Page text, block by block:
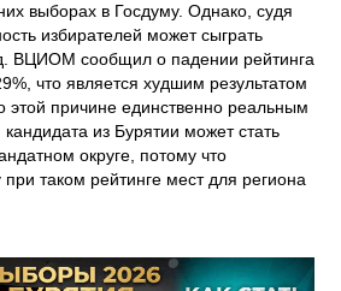
выборах в Госдуму. Однако, судя
избирателей может сыграть
ВЦИОМ сообщил о падении рейтинга
что является худшим результатом
этой причине единственно реальным
из Бурятии может стать
округе, потому что
таком рейтинге мест для региона